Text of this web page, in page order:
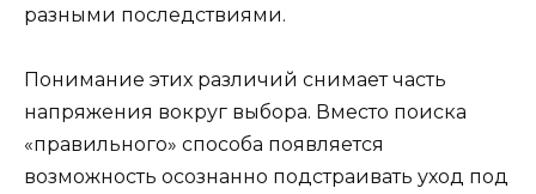
разными последствиями.
Понимание этих различий снимает часть
напряжения вокруг выбора. Вместо поиска
«правильного» способа появляется
возможность осознанно подстраивать уход под